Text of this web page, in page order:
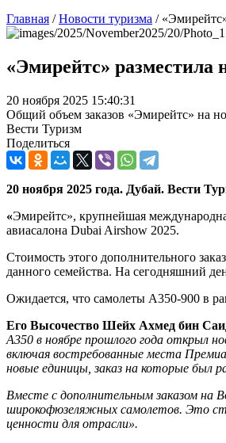
Главная /Новости туризма /
«Эмирейтс» разместила
20 ноября 2025 15:40:31
Общий объем заказов «Эмирейтс» на
Вести Туризм
Поделиться
20 ноября 2025 года. Дубай. Вести
«Эмирейтс», крупнейшая
авиасалона Dubai Airshow 2025.
Стоимость этого дополнительного
данного семейства. На сегодняшний
Ожидается, что самолеты A350-900 в
Его Высочество Шейх Ахмед бин
A350 в ноябре прошлого года открыл
включая востребованные места
новые единицы, заказ на которые был
Вместе с дополнительным заказом на
широкофюзеляжных самолетов. Это
ценности для отрасли».